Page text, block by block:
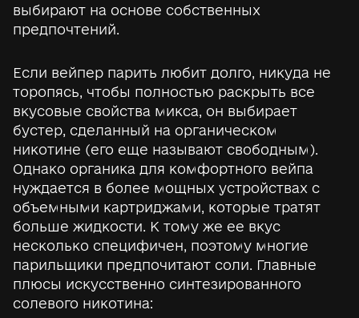
выбирают на основе собственных
предпочтений.
Если вейпер парить любит долго, никуда не
торопясь, чтобы полностью раскрыть все
вкусовые свойства микса, он выбирает
бустер, сделанный на органическом
никотине (его еще называют свободным).
Однако органика для комфортного вейпа
нуждается в более мощных устройствах с
объемными картриджами, которые тратят
больше жидкости. К тому же ее вкус
несколько специфичен, поэтому многие
парильщики предпочитают соли. Главные
плюсы искусственно синтезированного
солевого никотина: